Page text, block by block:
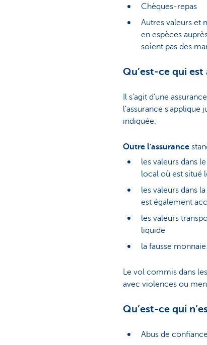
Chèques-repas
Autres valeurs et
en espèces
soient pas des
Qu’est-ce qui
Il s’agit d’une
l'assurance s'applique
indiquée.
Outre l'assurance
les valeurs dans
local où est situé
les valeurs dans
est également
les valeurs
liquide
la fausse
Le vol commis dans
avec violences ou
Qu’est-ce qui
Abus de